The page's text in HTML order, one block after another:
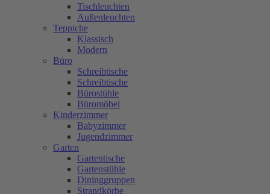
Tischleuchten
Außenleuchten
Teppiche
Klassisch
Modern
Büro
Schreibtische
Schreibtische
Bürostühle
Büromöbel
Kinderzimmer
Babyzimmer
Jugendzimmer
Garten
Gartentische
Gartenstühle
Dininggruppen
Strandkörbe